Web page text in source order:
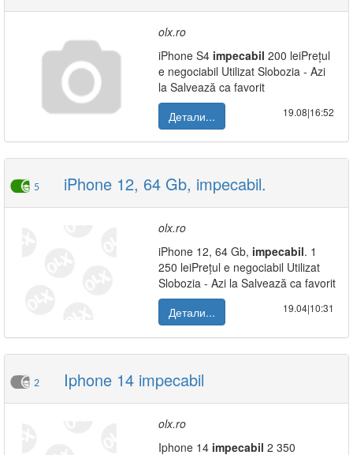
olx.ro
iPhone S4 impecabil 200 leiPrețul
e negociabil Utilizat Slobozia - Azi
la Salvează ca favorit
Детали...
19.08|16:52
5 iPhone 12, 64 Gb, impecabil.
olx.ro
iPhone 12, 64 Gb, impecabil. 1
250 leiPrețul e negociabil Utilizat
Slobozia - Azi la Salvează ca favorit
Детали...
19.04|10:31
2 Iphone 14 impecabil
olx.ro
Iphone 14 impecabil 2 350